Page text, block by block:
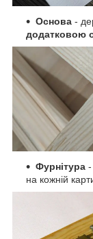
Основа -
додатковою
Фурнітура -
на кожній